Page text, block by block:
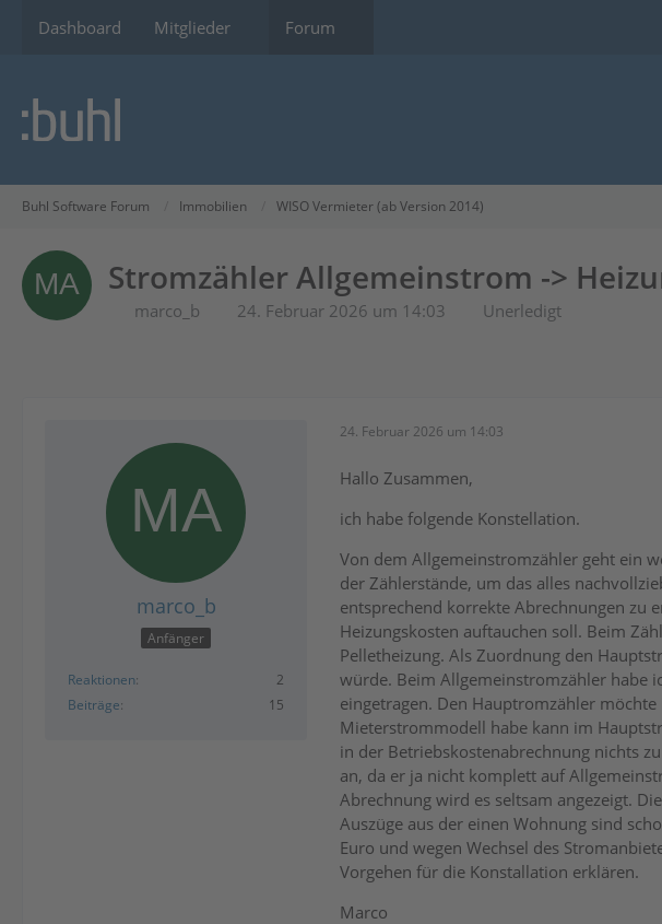
Dashboard Mitglieder Forum
Buhl Software Forum Immobilien WISO Vermieter (ab Version 2014)
Stromzähler Allgemeinstrom ->
marco_b 24. Februar 2026 um 14:03 Unerledigt
marco_b
Anfänger
Reaktionen
2
Beiträge
15
24. Februar 2026 um 14:03
Hallo Zusammen,
ich habe folgende Konstellation.
Von dem Allgemeinstromzähler geht ein
der Zählerstände, um das alles
entsprechend korrekte Abrechnungen zu
Heizungskosten auftauchen soll. Beim
Pelletheizung. Als Zuordnung den
würde. Beim Allgemeinstromzähler habe
eingetragen. Den Hauptromzähler
Mieterstrommodell habe kann im
in der Betriebskostenabrechnung nichts
an, da er ja nicht komplett auf
Abrechnung wird es seltsam angezeigt.
Auszüge aus der einen Wohnung sind
Euro und wegen Wechsel des
Vorgehen für die Konstallation erklären.
Marco